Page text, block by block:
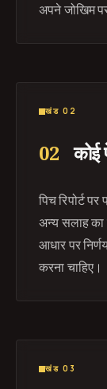
अपने जोखिम
खंड 02
02 कोई
पिच रिपोर्ट
अन्य सलाह
आधार पर
करना चाहिए।
खंड 03